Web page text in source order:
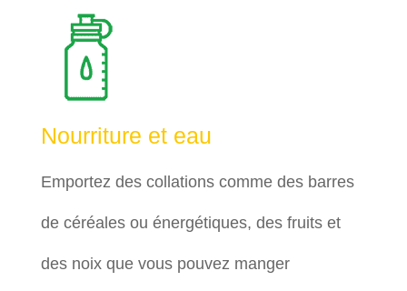
Nourriture et eau
Emportez des collations comme des barres
de céréales ou énergétiques, des fruits et
des noix que vous pouvez manger